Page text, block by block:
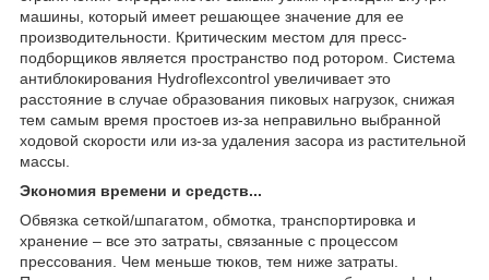
машины, который имеет решающее значение для ее
производительности. Критическим местом для пресс-
подборщиков является пространство под ротором. Система
антиблокирования Hydroflexcontrol увеличивает это
расстояние в случае образования пиковых нагрузок, снижая
тем самым время простоев из-за неправильно выбранной
ходовой скорости или из-за удаления засора из растительной
массы.
Экономия времени и средств...
Обвязка сеткой/шпагатом, обмотка, транспортировка и
хранение – все это затраты, связанные с процессом
прессования. Чем меньше тюков, тем ниже затраты.